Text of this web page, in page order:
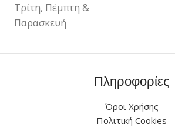
Τρίτη, Πέμπτη &
Παρασκευή
Πληροφορίες
Όροι Χρήσης
Πολιτική Cookies